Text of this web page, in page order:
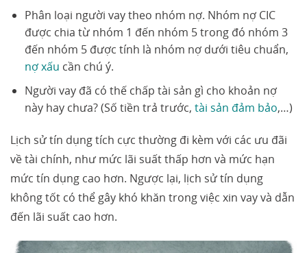
Phân loại người vay theo nhóm nợ. Nhóm nợ CIC
được chia từ nhóm 1 đến nhóm 5 trong đó nhóm 3
đến nhóm 5 được tính là nhóm nợ dưới tiêu chuẩn,
nợ xấu cần chú ý.
Người vay đã có thế chấp tài sản gì cho khoản nợ
này hay chưa? (Số tiền trả trước, tài sản đảm bảo,…)
Lịch sử tín dụng tích cực thường đi kèm với các ưu đãi
về tài chính, như mức lãi suất thấp hơn và mức hạn
mức tín dụng cao hơn. Ngược lại, lịch sử tín dụng
không tốt có thể gây khó khăn trong việc xin vay và dẫn
đến lãi suất cao hơn.